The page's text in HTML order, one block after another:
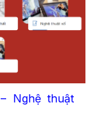
Nghệ thuật